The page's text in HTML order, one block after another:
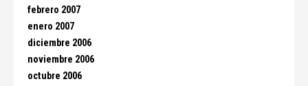
febrero 2007
enero 2007
diciembre 2006
noviembre 2006
octubre 2006